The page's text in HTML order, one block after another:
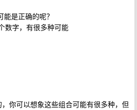
是正确的呢？
数字，有很多种可能
，你可以想象这些组合可能有很多种，但